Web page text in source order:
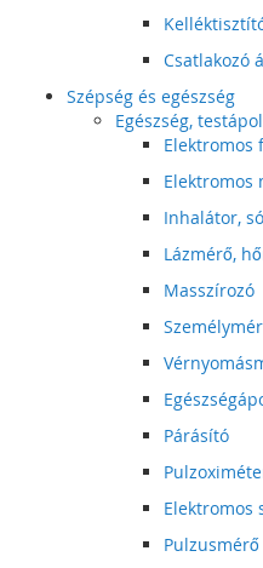
Csatlakozó
Szépség és egészség
Egészség,
Elektromos
Elektromos
Inhalátor,
Lázmérő,
Masszírozó
Párásító
Elektromos
Pulzusmérő